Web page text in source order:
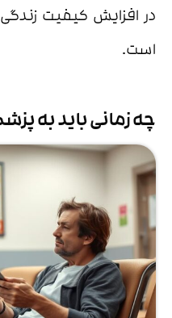
در افزایش کیفیت
است.
چه زمانی باید به